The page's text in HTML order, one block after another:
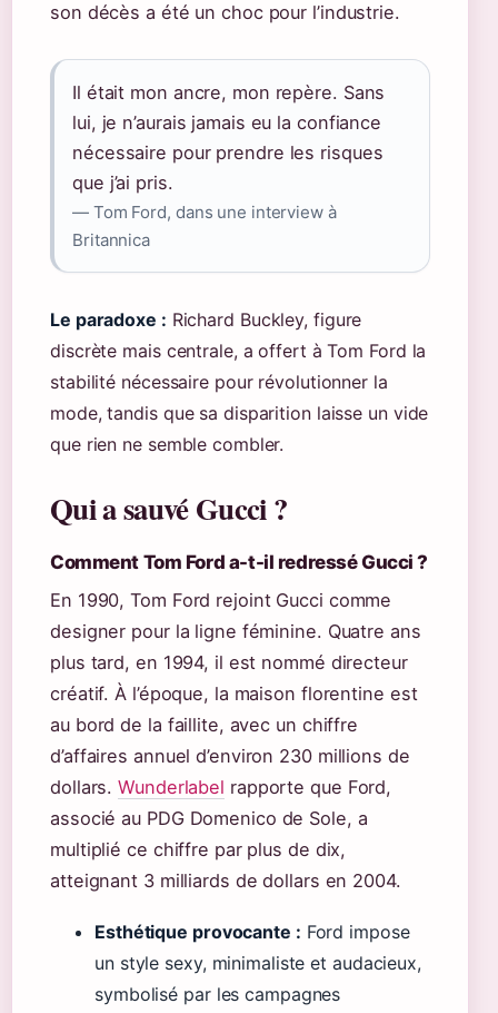
son décès a été un choc pour l’industrie.
Il était mon ancre, mon repère. Sans
lui, je n’aurais jamais eu la confiance
nécessaire pour prendre les risques
que j’ai pris.
— Tom Ford, dans une interview à
Britannica
Le paradoxe : Richard Buckley, figure
discrète mais centrale, a offert à Tom Ford la
stabilité nécessaire pour révolutionner la
mode, tandis que sa disparition laisse un vide
que rien ne semble combler.
Qui a sauvé Gucci ?
Comment Tom Ford a-t-il redressé Gucci ?
En 1990, Tom Ford rejoint Gucci comme
designer pour la ligne féminine. Quatre ans
plus tard, en 1994, il est nommé directeur
créatif. À l’époque, la maison florentine est
au bord de la faillite, avec un chiffre
d’affaires annuel d’environ 230 millions de
dollars.Wunderlabel rapporte que Ford,
associé au PDG Domenico de Sole, a
multiplié ce chiffre par plus de dix,
atteignant 3 milliards de dollars en 2004.
Esthétique provocante : Ford impose
un style sexy, minimaliste et audacieux,
symbolisé par les campagnes